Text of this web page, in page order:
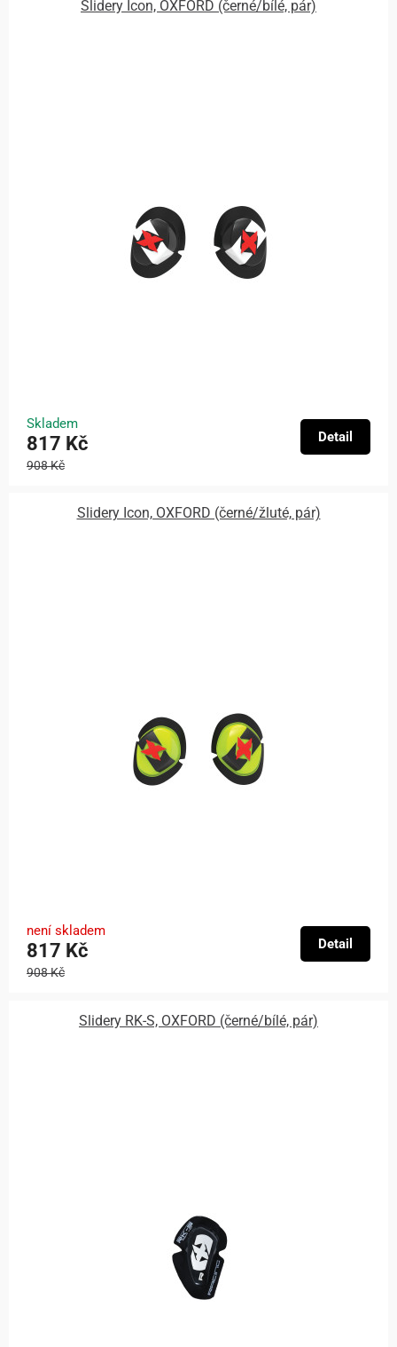
Slidery Icon, OXFORD (černé/bílé, pár)
Skladem
817 Kč
908 Kč
Detail
Slidery Icon, OXFORD (černé/žluté, pár)
není skladem
817 Kč
908 Kč
Detail
Slidery RK-S, OXFORD (černé/bílé, pár)